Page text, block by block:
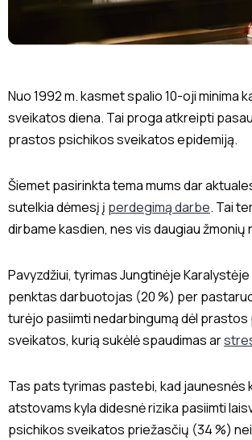
Nuo 1992 m. kasmet spalio 10-oji minima
sveikatos diena. Tai proga atkreipti
prastos psichikos sveikatos epidemiją.
Šiemet pasirinkta tema mums dar
sutelkia dėmesį į perdegimą darbe. Tai
dirbame kasdien, nes vis daugiau žmonių
Pavyzdžiui, tyrimas Jungtinėje
penktas darbuotojas (20 %) per
turėjo pasiimti nedarbingumą dėl prastos
sveikatos, kurią sukėlė spaudimas ar
Tas pats tyrimas pastebi, kad jaunesnės
atstovams kyla didesnė rizika pasiimti
psichikos sveikatos priežasčių (34 %)